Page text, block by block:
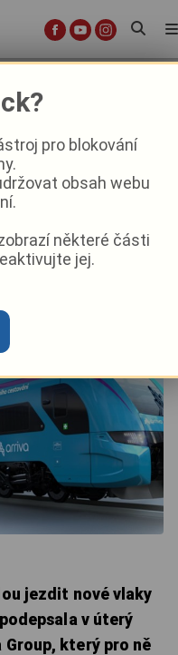
Čech: Arriva
do
jezdit nové vlaky
v úterý
Group, který pro ně
pro blokování
obsah webu
některé části
jej.